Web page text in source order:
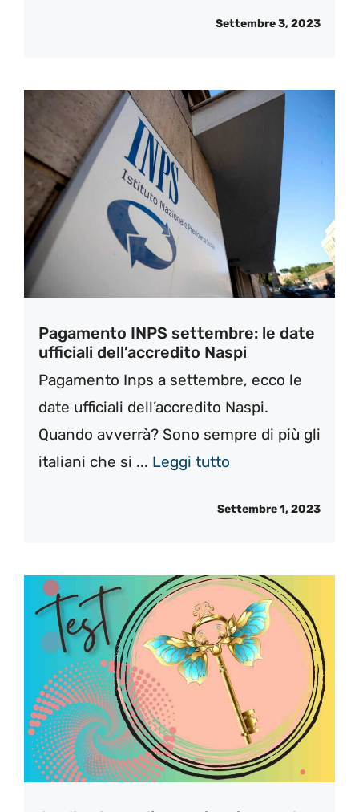
Settembre 3, 2023
Pagamento INPS settembre: le date
ufficiali dell’accredito Naspi
Pagamento Inps a settembre, ecco le
date ufficiali dell’accredito Naspi.
Quando avverrà? Sono sempre di più gli
italiani che si ... Leggi tutto
Settembre 1, 2023